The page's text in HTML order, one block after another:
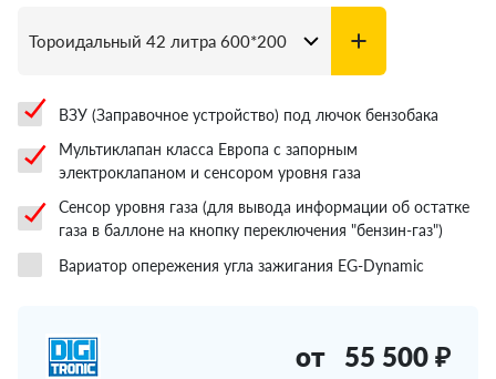
ВЗУ (Заправочное устройство) под лючок бензобака
Мультиклапан класса Европа с запорным
электроклапаном и сенсором уровня газа
Сенсор уровня газа (для вывода информации об остатке
газа в баллоне на кнопку переключения "бензин-газ")
Вариатор опережения угла зажигания EG-Dynamic
от 55 500 ₽